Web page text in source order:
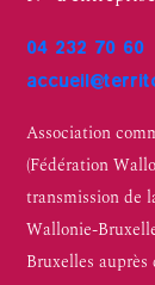
04 232 70 60
Association
(Fédération
transmission de
Wallonie-
Bruxelles